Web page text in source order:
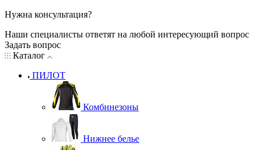
Нужна консультация?
Наши специалисты ответят на любой интересующий вопрос
Задать вопрос
Каталог
ПИЛОТ
Комбинезоны
Нижнее белье